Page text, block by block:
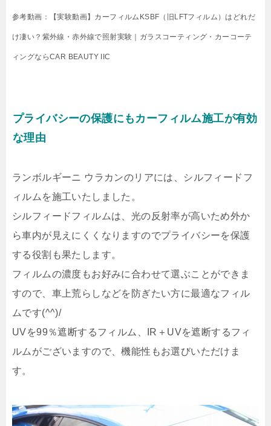
参考動画：【実験動画】カーフィルムKSBF（旧LFTフィルム）はどれだ
け凄い？紫外線・赤外線で照射実験｜ガラスコーティング・カーコーテ
ィングならCAR BEAUTY IIC
プライバシーの保護にもカーフィルム施工が有効
な理由
ランボルギーニ ウラカンのリアには、シルフィードフ
ィルムを施工いたしました。
シルフィードフィルムは、光の反射率が高いため外か
ら車内が見えにくくなりますのでプライバシーを保護
する役割も果たします。
フィルムの濃度もお好みに合わせて選ぶことができま
すので、車上荒らしなどを防ぎたい方に最適なフィル
ムです(^^)/
UVを99％遮断するフィルム、IR＋UVを遮断するフィ
ルムがございますので、機能性もお選びいただけま
す。